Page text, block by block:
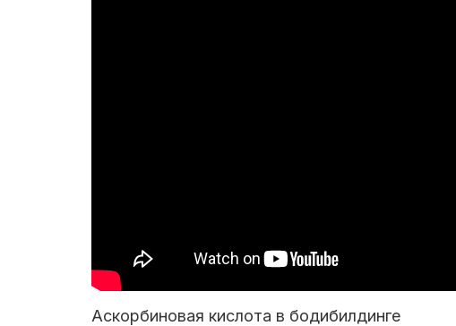
Аскорбиновая кислота в бодибилдинге